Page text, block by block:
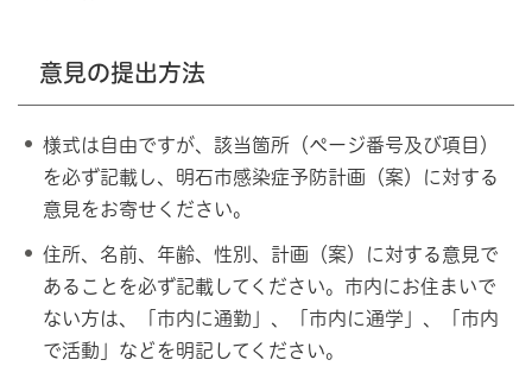
意見の提出方法
様式は自由ですが、該当箇所（ページ番号及び項目）
を必ず記載し、明石市感染症予防計画（案）に対する
意見をお寄せください。
住所、名前、年齢、性別、計画（案）に対する意見で
あることを必ず記載してください。市内にお住まいで
ない方は、「市内に通勤」、「市内に通学」、「市内
で活動」などを明記してください。